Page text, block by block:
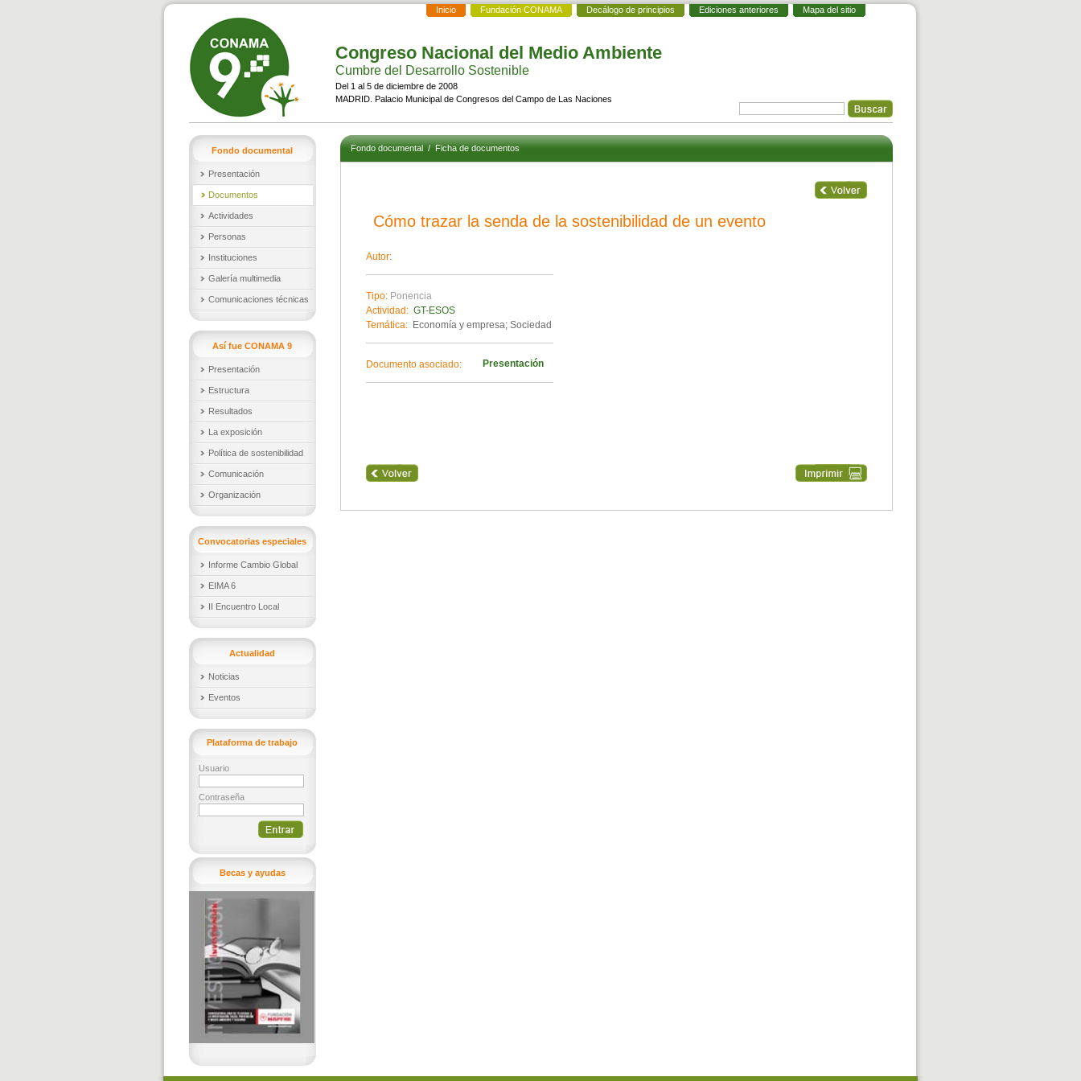
Inicio Fundación CONAMA Decálogo de principios Ediciones anteriores Mapa del sitio
Congreso Nacional del Medio Ambiente
Cumbre del Desarrollo Sostenible
Del 1 al 5 de diciembre de 2008
MADRID. Palacio Municipal de Congresos del Campo de Las Naciones
Fondo documental
Presentación
Documentos
Actividades
Personas
Instituciones
Galería multimedia
Comunicaciones técnicas
Así fue CONAMA 9
Presentación
Estructura
Resultados
La exposición
Política de sostenibilidad
Comunicación
Organización
Convocatorias especiales
Informe Cambio Global
EIMA 6
II Encuentro Local
Actualidad
Noticias
Eventos
Plataforma de trabajo
Usuario
Contraseña
Becas y ayudas
Fondo documental/Ficha de documentos
Cómo trazar la senda de la sostenibilidad de un evento
Autor:
Tipo: Ponencia
Actividad: GT-ESOS
Temática:
Economía y empresa; Sociedad
Documento asociado: Presentación